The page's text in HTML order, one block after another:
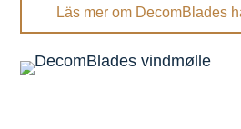
Läs mer om DecomBlades